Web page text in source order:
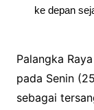
ke depan
Palangka
pada Senin
sebagai